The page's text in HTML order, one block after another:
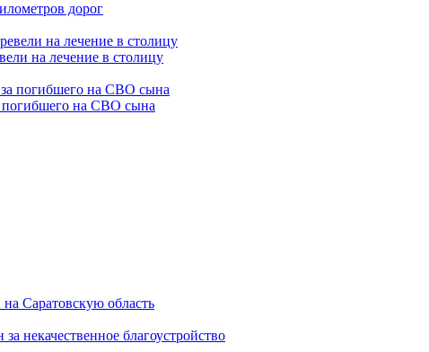
дорог
на лечение в столицу
погибшего на СВО сына
Саратовскую область
некачественное благоустройство